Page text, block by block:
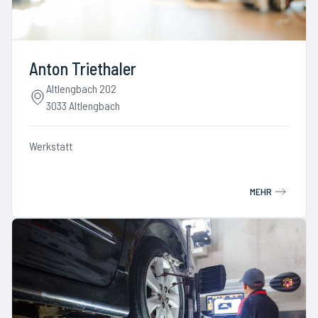
Anton Triethaler
Altlengbach 202
3033 Altlengbach
Werkstatt
MEHR